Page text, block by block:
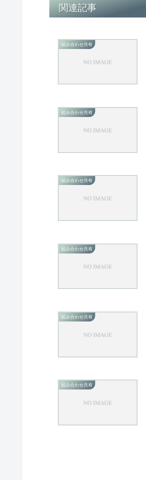
関連記事
組み合わせ共有
組み合わせ共有
組み合わせ共有
組み合わせ共有
組み合わせ共有
組み合わせ共有